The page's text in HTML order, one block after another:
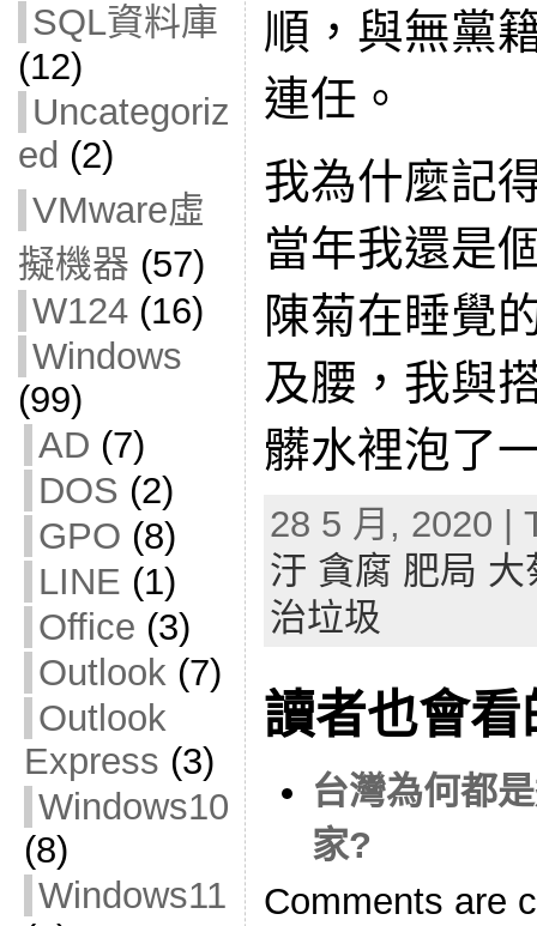
SQL資料庫
(12)
Uncategoriz
ed (2)
VMware虛
擬機器 (57)
W124(16)
Windows
(99)
AD (7)
DOS (2)
GPO (8)
LINE (1)
Office (3)
Outlook(7)
Outlook
Express (3)
Windows10
(8)
Windows11
順，與無黨
連任。
我為什麼記
當年我還是
陳菊在睡覺
及腰，我與
髒水裡泡了
28 5 月, 2020 |
汙 貪腐 肥局 大
治垃圾
讀者也會
台灣為何都
家?
Comments are